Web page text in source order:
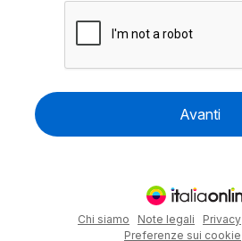
Avanti
Chi siamo Note legali Privacy
Preferenze sui cookie